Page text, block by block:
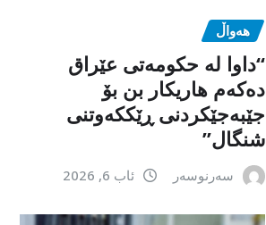
هەواڵ
“داوا لە حكومەتی عێراق
دەكەم هاریكار بن بۆ
جێبەجێكردنی ڕێككەوتنی
شنگال”
سەرنوسەر ئاب 6, 2026